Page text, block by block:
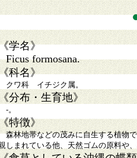
学名》
Ficus formosana.
科名》
クワ科 イチジク属。
《分布・生育地》
-。
特徴》
林地帯などの茂みに自生する植物で
しまれている他、天然ゴムの原料や